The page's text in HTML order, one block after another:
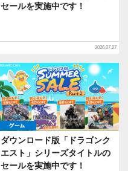
セールを実施中です！
2026.07.27
ゲーム
ダウンロード版「ドラゴンク
エスト」シリーズタイトルの
セールを実施中です！